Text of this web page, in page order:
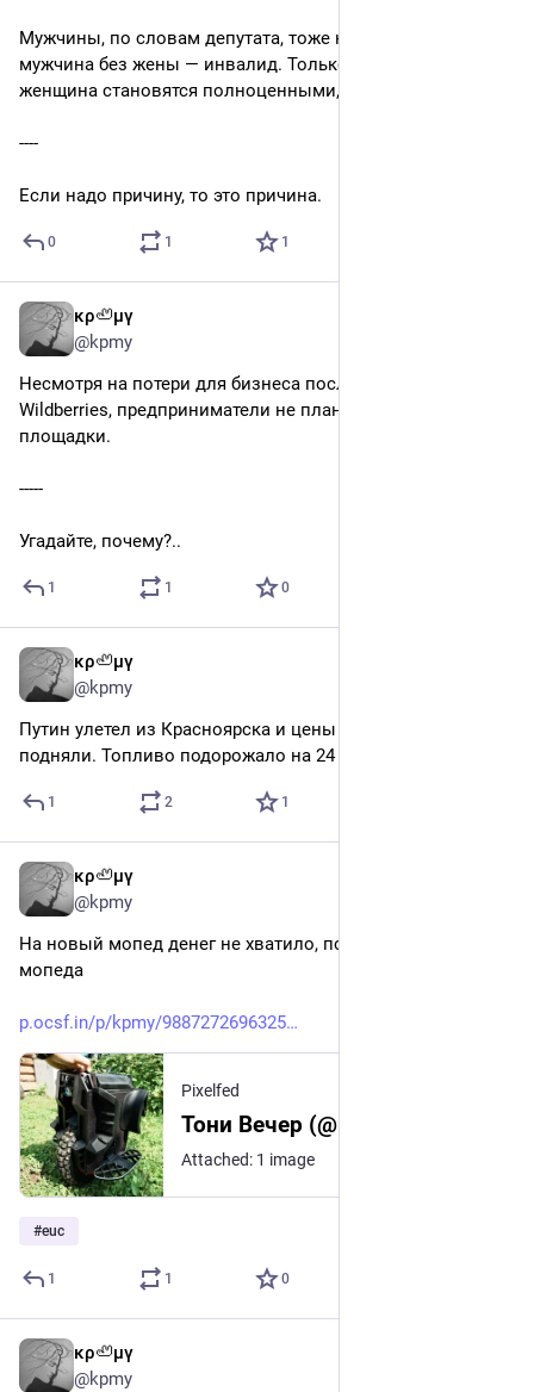
Мужчины, по словам депутата, тоже неполноценные, а
мужчина без жены — инвалид. Только вместе мужчина и
женщина становятся полноценными, считает Ильтяков.
----
Если надо причину, то это причина.
0 1 1
κρ🦥μγ
@kpmy
Несмотря на потери для бизнеса после атак на склады
Wildberries, предприниматели не планируют уходить с
площадки.
-----
Угадайте, почему?..
1 1 0
κρ🦥μγ
@kpmy
Путин улетел из Красноярска и цены на бензин резко
подняли. Топливо подорожало на 24 рубля за минуту.
1 2 1
κρ🦥μγ
@kpmy
На новый мопед денег не хватило, пока купил половину
мопеда
p.ocsf.in/p/kpmy/9887272696325
Pixelfed
Attached: 1 image
#euc
1 1 0
κρ🦥μγ
@kpmy